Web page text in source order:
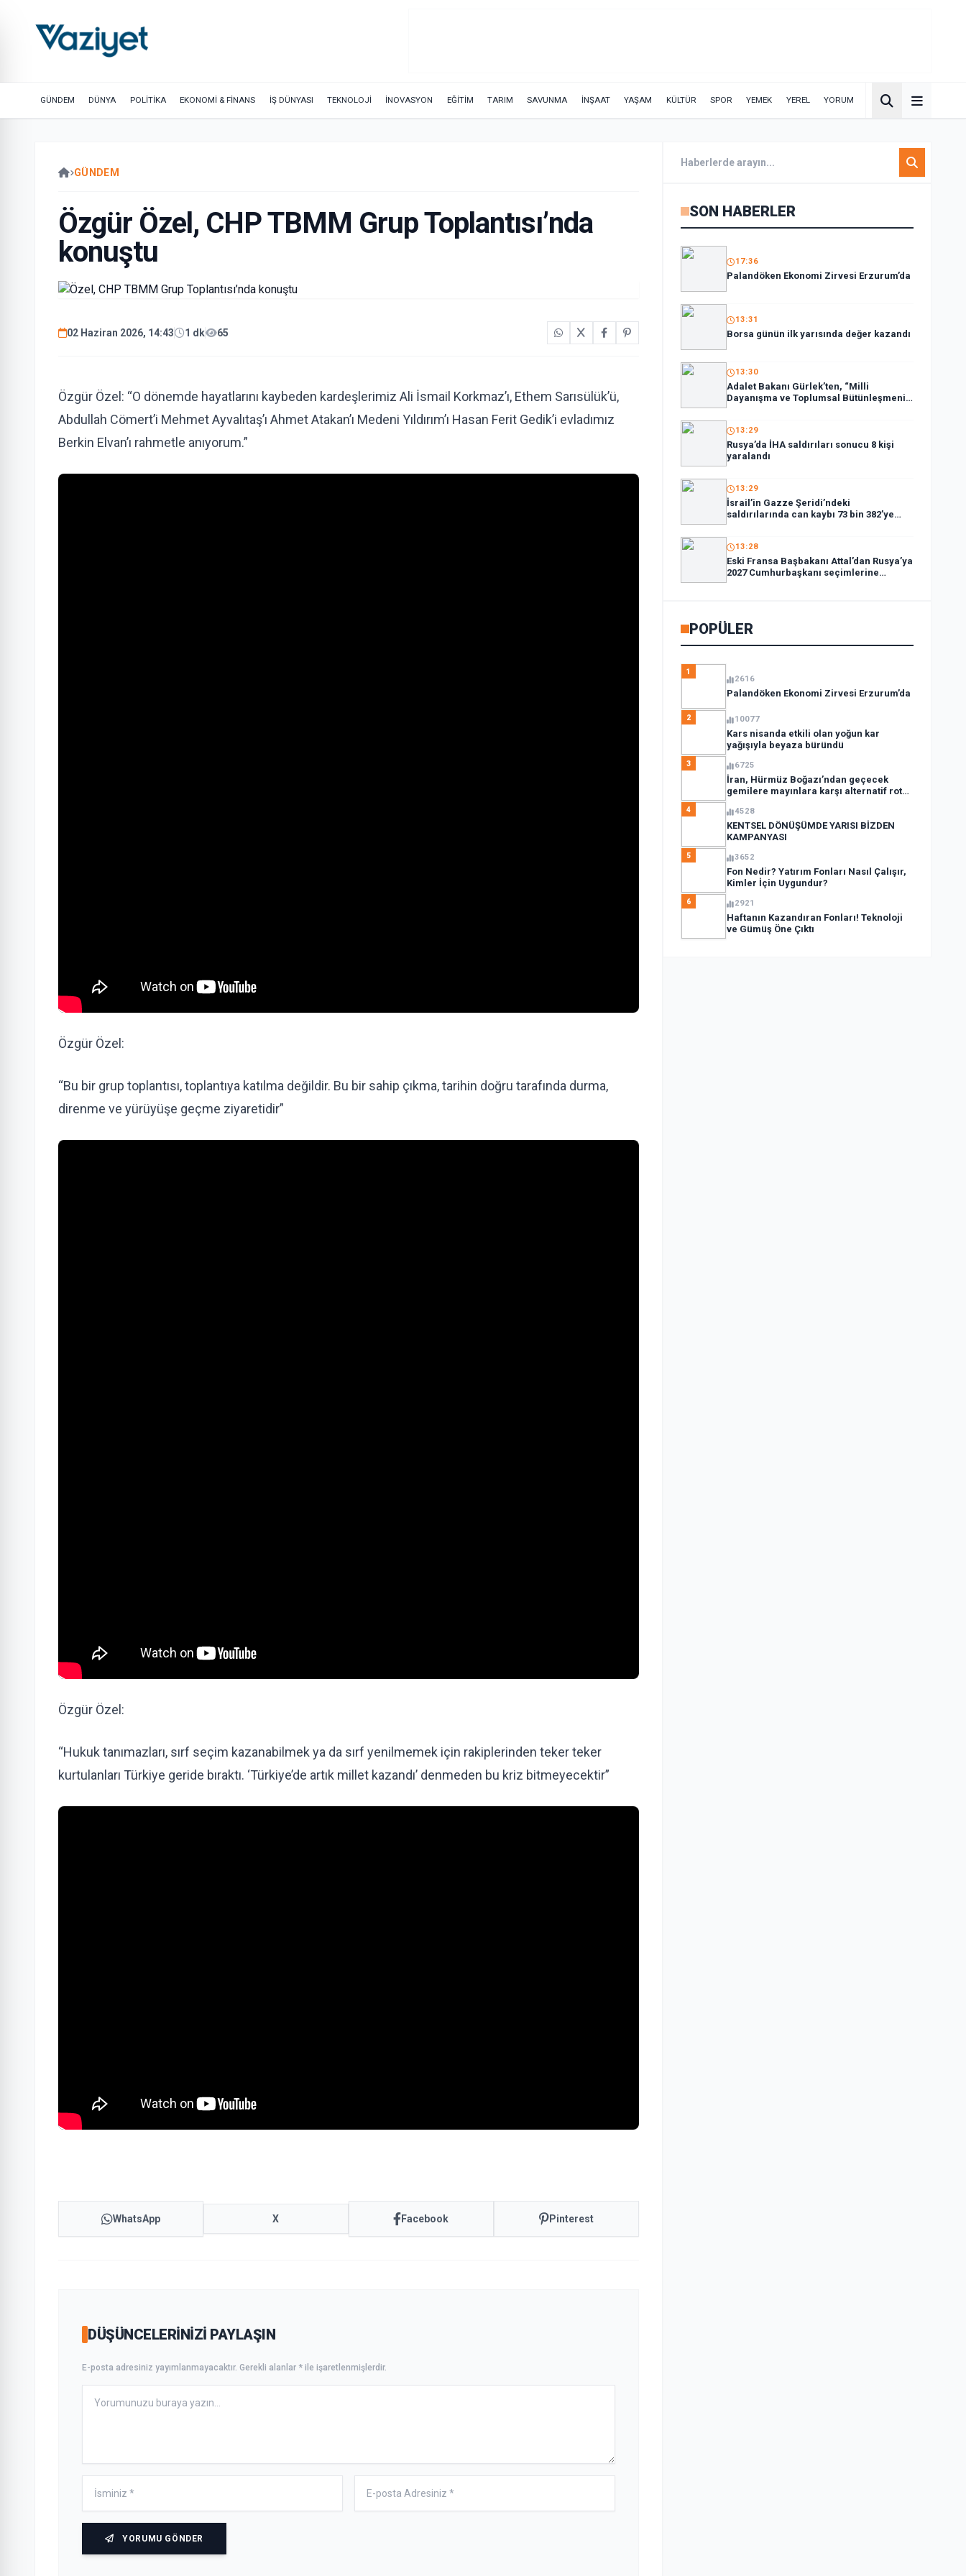
GÜNDEM DÜNYA POLİTİKA EKONOMİ & FİNANS İŞ DÜNYASI TEKNOLOJİ İNOVASYON EĞİTİM TARIM SAVUNMA İNŞAAT YAŞAM KÜLTÜR SPOR YEMEK YEREL YORUM
GÜNDEM
Özgür Özel, CHP TBMM Grup Toplantısı’nda
konuştu
02 Haziran 2026, 14:43 1 dk 65
Özgür Özel: “O dönemde hayatlarını kaybeden kardeşlerimiz Ali İsmail Korkmaz’ı, Ethem Sarısülük’ü,
Abdullah Cömert’i Mehmet Ayvalıtaş’ı Ahmet Atakan’ı Medeni Yıldırım’ı Hasan Ferit Gedik’i evladımız
Berkin Elvan’ı rahmetle anıyorum.”
Özgür Özel:
“Bu bir grup toplantısı, toplantıya katılma değildir. Bu bir sahip çıkma, tarihin doğru tarafında durma,
direnme ve yürüyüşe geçme ziyaretidir”
Özgür Özel:
“Hukuk tanımazları, sırf seçim kazanabilmek ya da sırf yenilmemek için rakiplerinden teker teker
kurtulanları Türkiye geride bıraktı. ‘Türkiye’de artık millet kazandı’ denmeden bu kriz bitmeyecektir”
WhatsApp X Facebook Pinterest
DÜŞÜNCELERINIZI PAYLAŞIN
E-posta adresiniz yayımlanmayacaktır. Gerekli alanlar * ile işaretlenmişlerdir.
YORUMU GÖNDER
SON HABERLER
17:36
Palandöken Ekonomi Zirvesi Erzurum’da
13:31
Borsa günün ilk yarısında değer kazandı
13:30
Adalet Bakanı Gürlek’ten, “Milli
Dayanışma ve Toplumsal Bütünleşmenin
Güçlendirilmesi Kanun Teklifi”ne ilişkin
paylaşım:
13:29
Rusya’da İHA saldırıları sonucu 8 kişi
yaralandı
13:29
İsrail’in Gazze Şeridi’ndeki
saldırılarında can kaybı 73 bin 382’ye
yükseldi
13:28
Eski Fransa Başbakanı Attal’dan Rusya’ya
2027 Cumhurbaşkanı seçimlerine
müdahale suçlaması:
POPÜLER
1
2616
Palandöken Ekonomi Zirvesi Erzurum’da
2 10077
Kars nisanda etkili olan yoğun kar
yağışıyla beyaza büründü
3 6725
İran, Hürmüz Boğazı’ndan geçecek
gemilere mayınlara karşı alternatif rota
4 4528
KENTSEL DÖNÜŞÜMDE YARISI BİZDEN
KAMPANYASI
5 3652
Fon Nedir? Yatırım Fonları Nasıl Çalışır,
Kimler İçin Uygundur?
6 2921
Haftanın Kazandıran Fonları! Teknoloji
ve Gümüş Öne Çıktı